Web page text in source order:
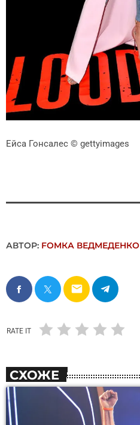
Ейса Гонсалес © gettyimages
АВТОР: FОMКА ВЕДМЕДЕНКО
email
RATE IT
СХОЖЕ